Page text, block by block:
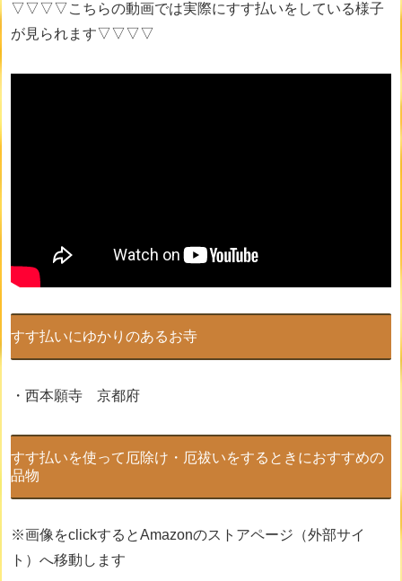
▽▽▽▽こちらの動画では実際にすす払いをしている様子
が見られます▽▽▽▽
すす払いにゆかりのあるお寺
・西本願寺 京都府
すす払いを使って厄除け・厄祓いをするときにおすすめの
品物
※画像をclickするとAmazonのストアページ（外部サイ
ト）へ移動します